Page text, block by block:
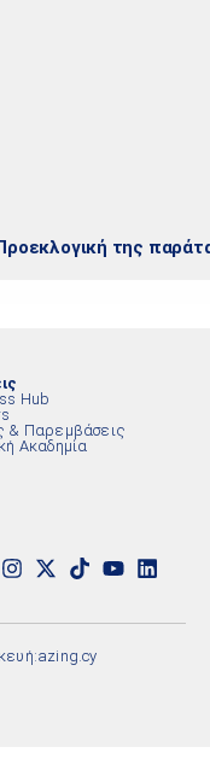
της
Hub
& Παρεμβάσεις
Ακαδημία
azing.cy